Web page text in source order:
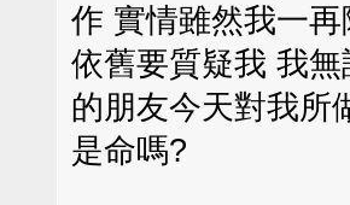
作 實情雖然我一
依舊要質疑我 我
的朋友今天對我所
是命嗎?